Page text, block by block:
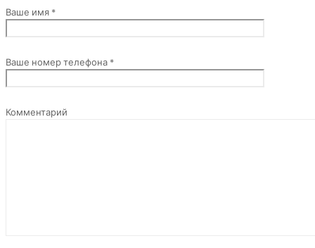
Комментарий
Ваше имя *
Ваше номер телефона *